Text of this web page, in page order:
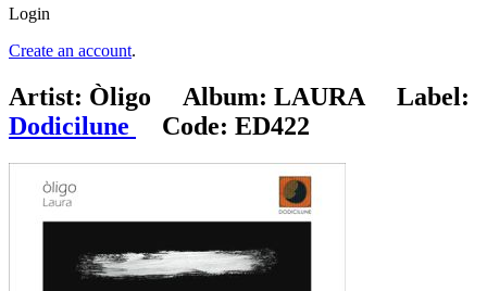
Login
Create an account.
Artist: Òligo Album: LAURA Label:
Dodicilune
Code: ED422